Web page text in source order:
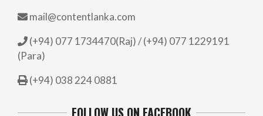
mail@contentlanka.com
(+94) 077 1734470(Raj) / (+94) 077 1229191
(Para)
(+94) 038 224 0881
FOLLOW US ON FACEBOOK